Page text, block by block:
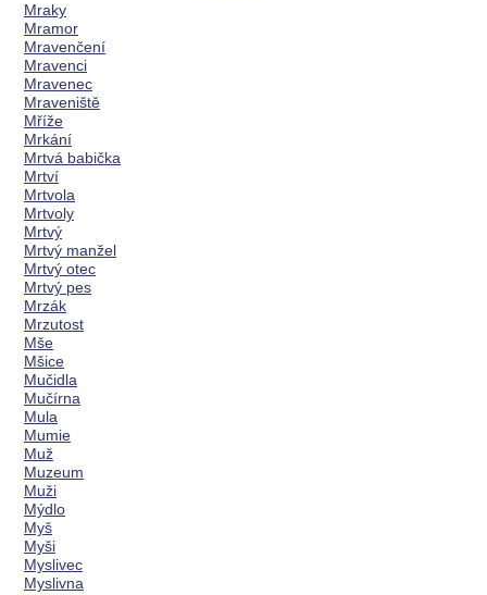
Mraky
Mramor
Mravenčení
Mravenci
Mravenec
Mraveniště
Mříže
Mrkání
Mrtvá babička
Mrtví
Mrtvola
Mrtvoly
Mrtvý
Mrtvý manžel
Mrtvý otec
Mrtvý pes
Mrzák
Mrzutost
Mše
Mšice
Mučidla
Mučírna
Mula
Mumie
Muž
Muzeum
Muži
Mýdlo
Myš
Myši
Myslivec
Myslivna